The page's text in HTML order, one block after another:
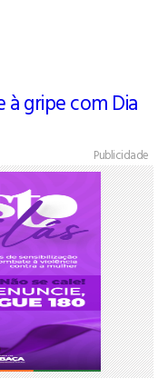
gripe com Dia
Publicidade